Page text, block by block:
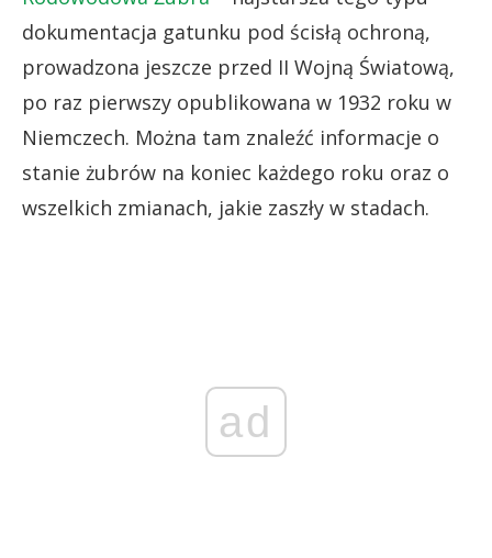
dokumentacja gatunku pod ścisłą ochroną,
prowadzona jeszcze przed II Wojną Światową,
po raz pierwszy opublikowana w 1932 roku w
Niemczech. Można tam znaleźć informacje o
stanie żubrów na koniec każdego roku oraz o
wszelkich zmianach, jakie zaszły w stadach.
ad